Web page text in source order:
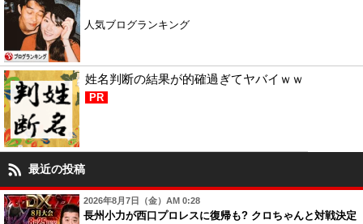
人気ブログランキング
姓名判断の結果が的確過ぎてヤバイｗｗ
PR
最近の投稿
2026年8月7日（金）AM 0:28
長州小力が西口プロレスに復帰も? クロちゃんと対戦決定